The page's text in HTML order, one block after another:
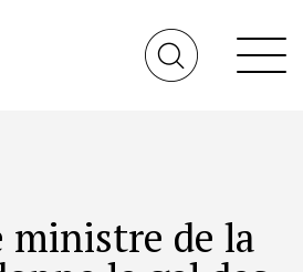
ministre de la